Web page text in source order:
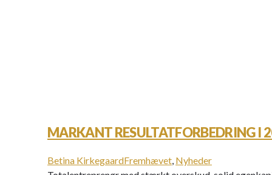
MARKANT RESULTATFORBEDRING I
Betina KirkegaardFremhævet, Nyheder